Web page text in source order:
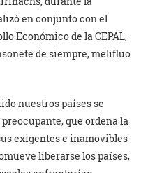
en conjunto con el
Económico de la CEPAL,
de siempre, melifluo
nuestros países se
que ordena la
exigentes e inamovibles
liberarse los países,